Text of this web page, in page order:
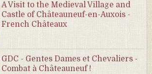
A Visit to the Medieval Village and
Castle of Châteauneuf-en-Auxois -
French Châteaux
GDC - Gentes Dames et Chevaliers -
Combat à Châteauneuf !